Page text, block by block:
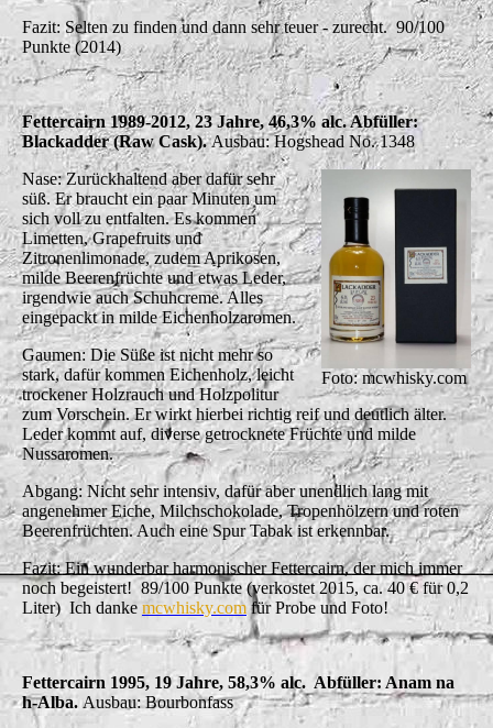
Fazit: Selten zu finden und dann sehr teuer - zurecht. 90/100
Punkte (2014)
Fettercairn 1989-2012, 23 Jahre, 46,3% alc. Abfüller:
Blackadder (Raw Cask).Ausbau: Hogshead No. 1348
Foto: mcwhisky.com
Nase: Zurückhaltend aber dafür sehr
süß. Er braucht ein paar Minuten um
sich voll zu entfalten. Es kommen
Limetten, Grapefruits und
Zitronenlimonade, zudem Aprikosen,
milde Beerenfrüchte und etwas Leder,
irgendwie auch Schuhcreme. Alles
eingepackt in milde Eichenholzaromen.
Gaumen: Die Süße ist nicht mehr so
stark, dafür kommen Eichenholz, leicht
trockener Holzrauch und Holzpolitur
zum Vorschein. Er wirkt hierbei richtig reif und deutlich älter.
Leder kommt auf, diverse getrocknete Früchte und milde
Nussaromen.
Abgang: Nicht sehr intensiv, dafür aber unendlich lang mit
angenehmer Eiche, Milchschokolade, Tropenhölzern und roten
Beerenfrüchten. Auch eine Spur Tabak ist erkennbar.
Fazit: Ein wunderbar harmonischer Fettercairn, der mich immer
noch begeistert! 89/100 Punkte (verkostet 2015, ca. 40 € für 0,2
Liter) Ich danke mcwhisky.comfür Probe und Foto!
Fettercairn 1995, 19 Jahre, 58,3% alc. Abfüller: Anam na
h-Alba. Ausbau: Bourbonfass